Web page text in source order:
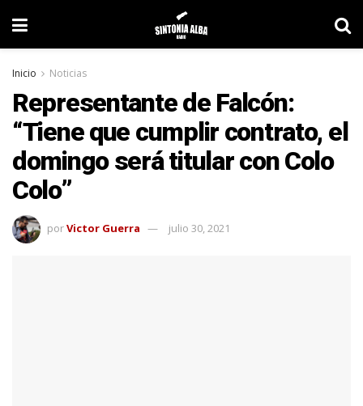
Inicio Noticias
Representante de Falcón:
“Tiene que cumplir contrato, el
domingo será titular con Colo
Colo”
porVictor Guerra julio 30, 2021